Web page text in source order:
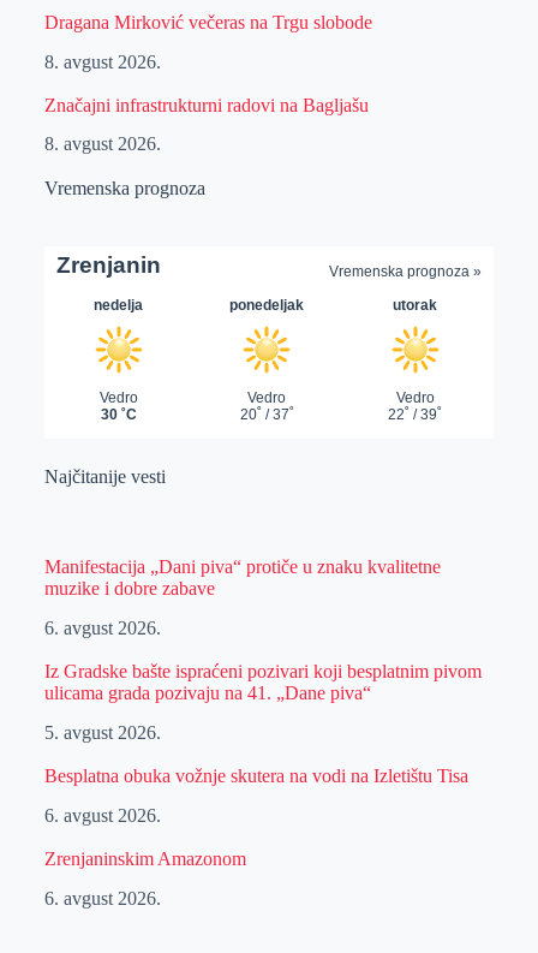
Dragana Mirković večeras na Trgu slobode
8. avgust 2026.
Značajni infrastrukturni radovi na Bagljašu
8. avgust 2026.
Vremenska prognoza
Najčitanije vesti
Manifestacija „Dani piva“ protiče u znaku kvalitetne
muzike i dobre zabave
6. avgust 2026.
Iz Gradske bašte ispraćeni pozivari koji besplatnim pivom
ulicama grada pozivaju na 41. „Dane piva“
5. avgust 2026.
Besplatna obuka vožnje skutera na vodi na Izletištu Tisa
6. avgust 2026.
Zrenjaninskim Amazonom
6. avgust 2026.